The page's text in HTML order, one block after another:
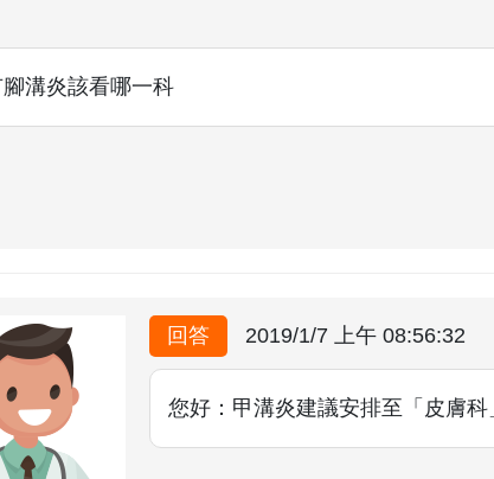
溝炎該看哪一科
回答 2019/1/7 上午 08:56:32
您好：甲溝炎建議安排至「皮膚科